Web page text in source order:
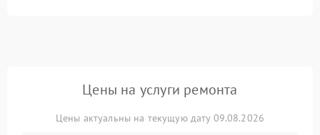
Цены на услуги ремонта
Цены актуальны на текущую дату 09.08.2026